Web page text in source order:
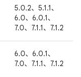
5.0.2、5.1.1、
6.0、6.0.1、
7.0、7.1.1、7.1.2
6.0、6.0.1、
7.0、7.1.1、7.1.2